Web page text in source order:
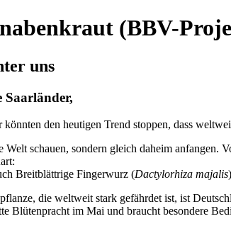
(BBV-
uns
Saarländer,
den heutigen Trend stoppen, dass
Welt schauen, sondern gleich daheim
Breitblättrige Fingerwurz (Dactylorhiza majalis
die weltweit stark gefährdet ist, ist
Blütenpracht im Mai und braucht besondere